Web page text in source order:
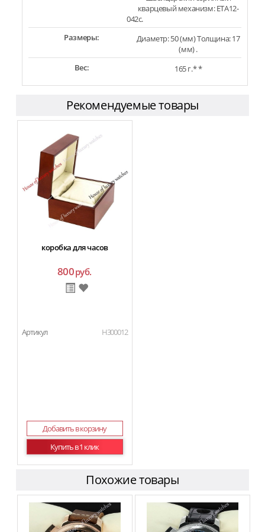
кварцевый механизм: ETA12-
042c.
Размеры:
Диаметр: 50 (мм) Толщина: 17
(мм) .
Вес:
165 г.* *
Рекомендуемые товары
коробка для часов
800руб.
Артикул H300012
Добавить в корзину
Купить в 1 клик
Похожие товары